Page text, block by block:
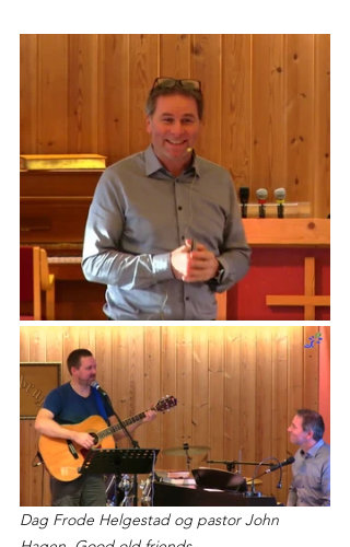
Dag Frode Helgestad og pastor John